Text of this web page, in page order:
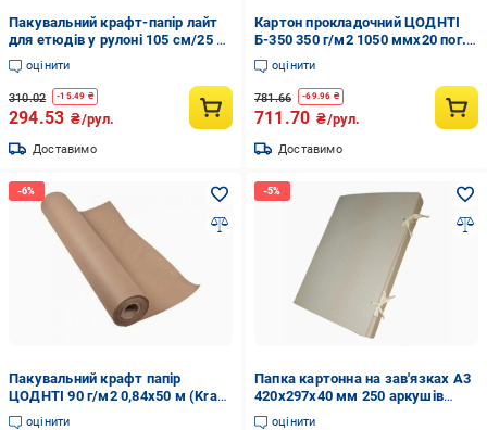
Пакувальний крафт-папір лайт
для етюдів у рулоні 105 см/25 м
(Крафт/Л-105/25-80-11)
оцінити
310.02 -15.49 ₴
294.53 ₴/рул.
Доставимо
Картон прокладочний ЦОДНТІ
Б-350 350 г/м2 1050 ммx20 пог.м
(B-350-KR-1050/20-5)
оцінити
781.66 -69.96 ₴
711.70 ₴/рул.
Доставимо
Пакувальний крафт папір
ЦОДНТІ 90 г/м2 0,84x50 м (Kraft
084/50 90 5)
оцінити
Папка картонна на зав'язках А3
420х297х40 мм 250 аркушів
Світло-коричневий (11663572)
оцінити